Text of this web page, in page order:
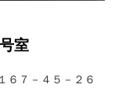
室
６７－４５－２６